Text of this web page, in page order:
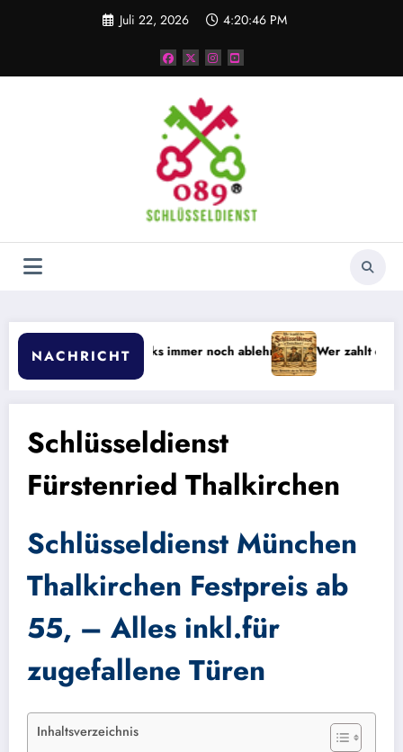
Juli 22, 2026 4:20:46 PM
NACHRICHT
Smart Locks immer noch ablehnen Wer zahlt den
Schlüsseldienst
Fürstenried Thalkirchen
Schlüsseldienst München
Thalkirchen Festpreis ab
55, – Alles inkl.für
zugefallene Türen
Inhaltsverzeichnis